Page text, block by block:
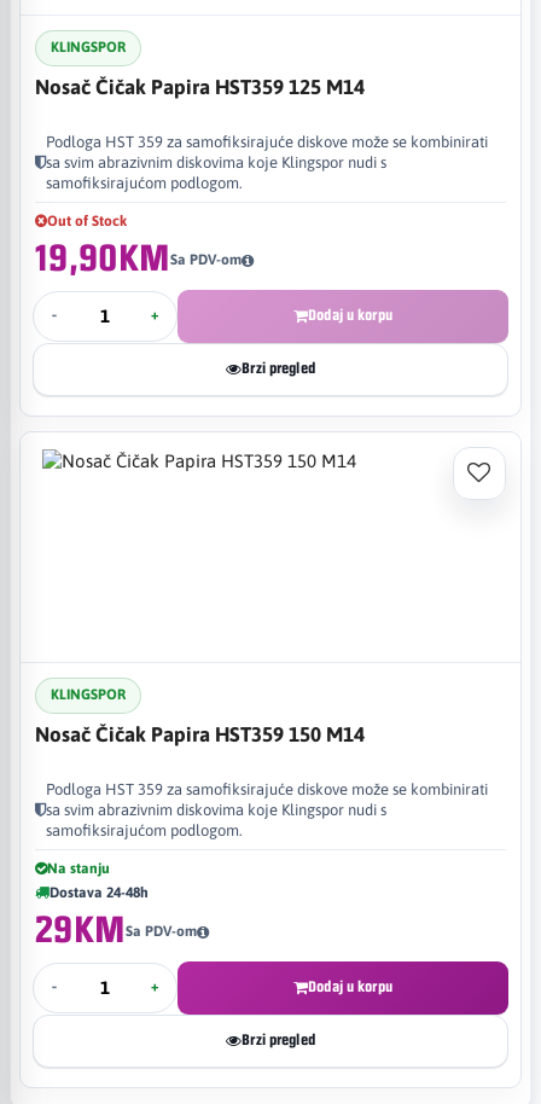
KLINGSPOR
Nosač Čičak Papira HST359 125 M14
Podloga HST 359 za samofiksirajuće diskove može se kombinirati
sa svim abrazivnim diskovima koje Klingspor nudi s
samofiksirajućom podlogom.
Out of Stock
19,90KMSa PDV-om
- + Dodaj u korpu
Brzi pregled
KLINGSPOR
Nosač Čičak Papira HST359 150 M14
Podloga HST 359 za samofiksirajuće diskove može se kombinirati
sa svim abrazivnim diskovima koje Klingspor nudi s
samofiksirajućom podlogom.
Na stanju
Dostava 24-48h
29KMSa PDV-om
- + Dodaj u korpu
Brzi pregled